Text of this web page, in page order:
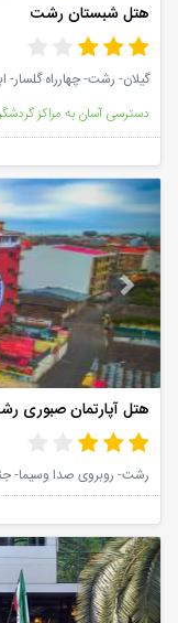
هتل شبستان رشت
گیلان- رشت- چهارراه
Next
هتل آپارتمان صبوری
Next